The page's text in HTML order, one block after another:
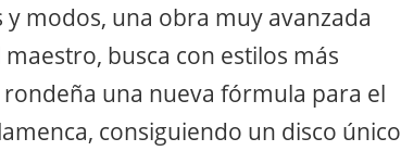
modos, una obra muy avanzada
busca con estilos más
una nueva fórmula para el
consiguiendo un disco único